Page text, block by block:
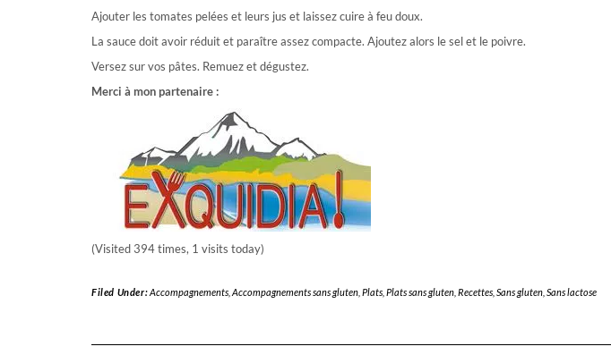
Ajouter les tomates pelées et leurs jus et laissez cuire à feu doux.
La sauce doit avoir réduit et paraître assez compacte. Ajoutez alors le sel et le poivre.
Versez sur vos pâtes. Remuez et dégustez.
Merci à mon partenaire :
(Visited 394 times, 1 visits today)
Filed Under:Accompagnements, Accompagnements sans gluten, Plats, Plats sans gluten, Recettes, Sans gluten, Sans lactose